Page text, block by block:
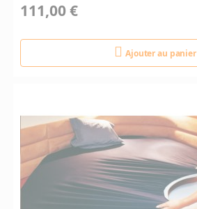
111,00 €
Ajouter au panier